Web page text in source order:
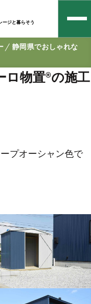
ージと暮らそう
静岡県でおしゃれな
ロ物置®の施工
プオーシャン色で